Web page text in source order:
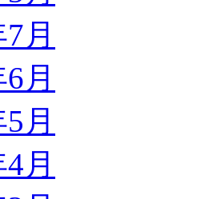
月
月
月
月